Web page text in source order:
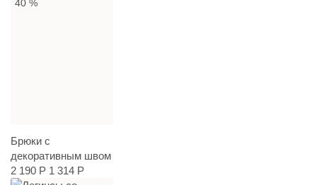
40 %
Брюки с
декоративным швом
2 190 Р 1 314 Р